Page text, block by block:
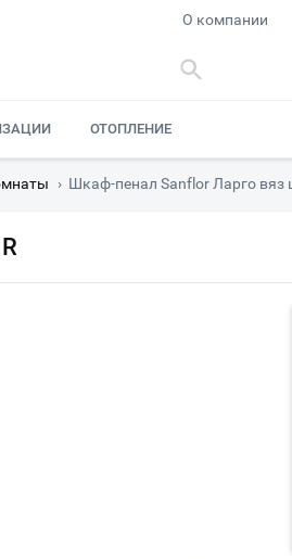
О компании
ОТОПЛЕНИЕ
› Шкаф-пенал Sanflor Ларго вяз